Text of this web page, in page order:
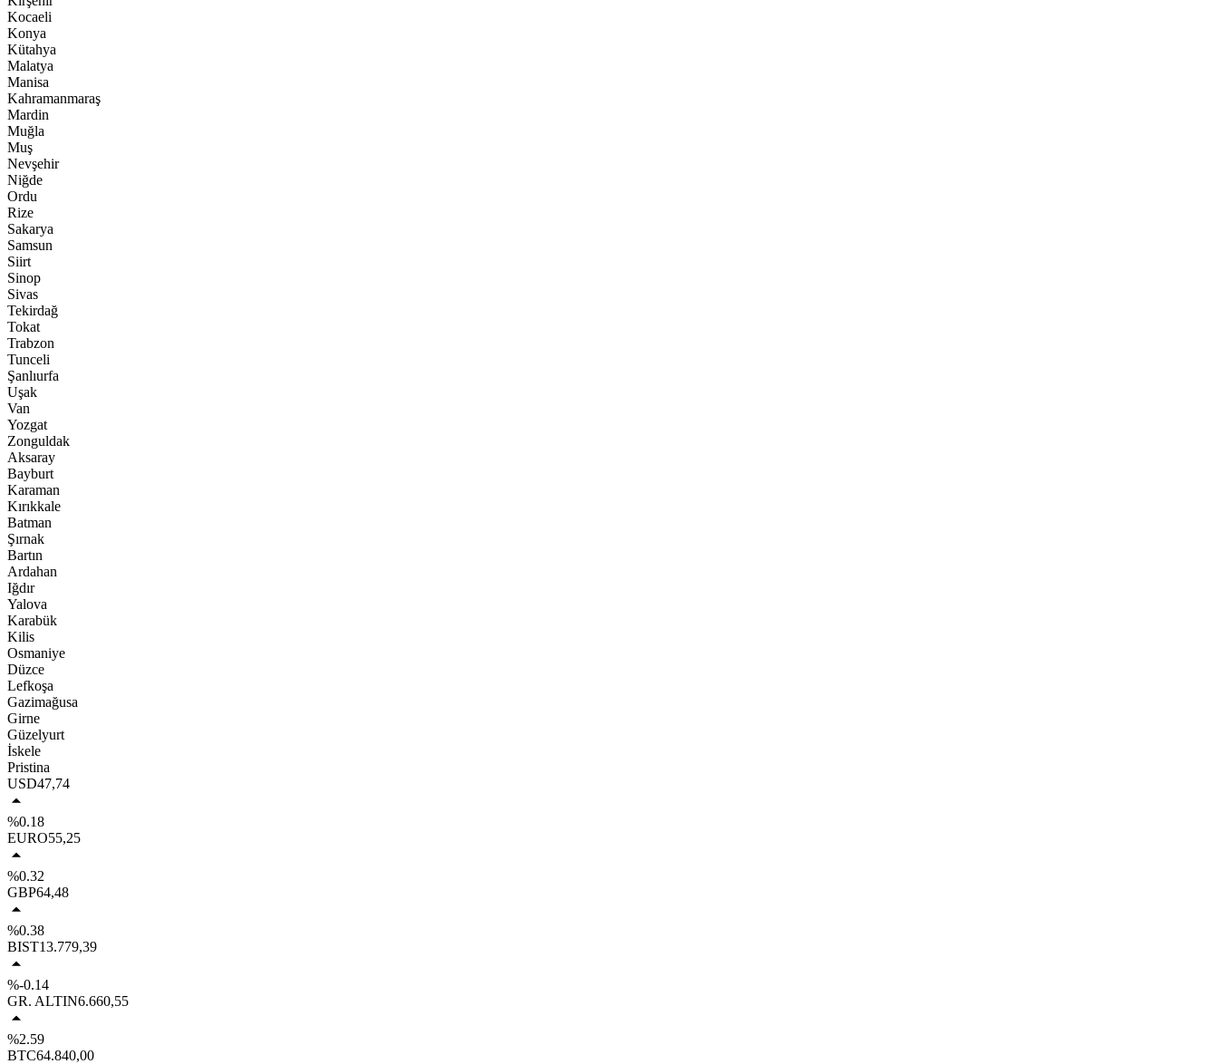
Kocaeli
Konya
Kütahya
Malatya
Manisa
Kahramanmaraş
Mardin
Muğla
Muş
Nevşehir
Niğde
Ordu
Rize
Sakarya
Samsun
Siirt
Sinop
Sivas
Tekirdağ
Tokat
Trabzon
Tunceli
Şanlıurfa
Uşak
Van
Yozgat
Zonguldak
Aksaray
Bayburt
Karaman
Kırıkkale
Batman
Şırnak
Bartın
Ardahan
Iğdır
Yalova
Karabük
Kilis
Osmaniye
Düzce
Lefkoşa
Gazimağusa
Girne
Güzelyurt
İskele
Pristina
USD47,74
%0.18
EURO55,25
%0.32
GBP64,48
%0.38
BIST13.779,39
%-0.14
GR. ALTIN6.660,55
%2.59
BTC64.840,00